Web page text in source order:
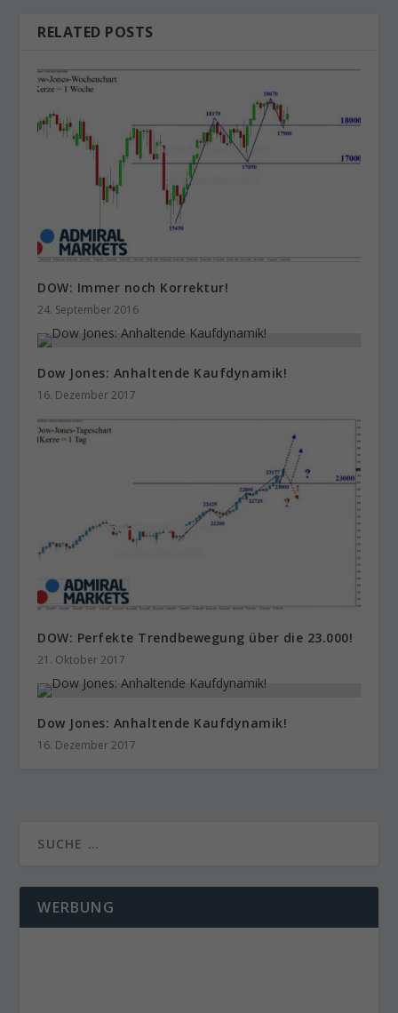
RELATED POSTS
DOW: ​Immer noch Korrektur!
24. September 2016
Dow Jones: Anhaltende Kaufdynamik!
16. Dezember 2017
DOW: Perfekte Trendbewegung über die 23.000!
21. Oktober 2017
Dow Jones: Anhaltende Kaufdynamik!
16. Dezember 2017
WERBUNG